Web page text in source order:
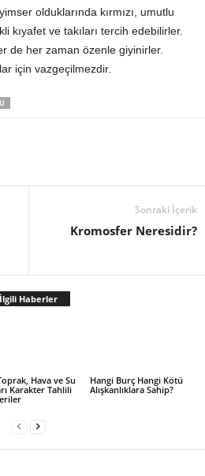
olduklarında kırmızı, umutlu
kıyafet ve takıları tercih edebilirler.
de her zaman özenle giyinirler.
için vazgeçilmezdir.
Sonraki İçerik
Kromosfer Neresidir?
İlgili Haberler
Hava ve Su
Karakter Tahlili
Hangi Burç Hangi Kötü
Alışkanlıklara Sahip?